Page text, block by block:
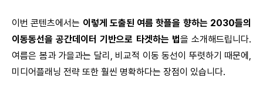
이번 콘텐츠에서는 이렇게 도출된 여름 핫플을 향하는 2030들의
이동동선을 공간데이터 기반으로 타겟하는 법을 소개해드립니다.
여름은 봄과 가을과는 달리, 비교적 이동 동선이 뚜렷하기 때문에,
미디어플래닝 전략 또한 훨씬 명확하다는 장점이 있습니다.